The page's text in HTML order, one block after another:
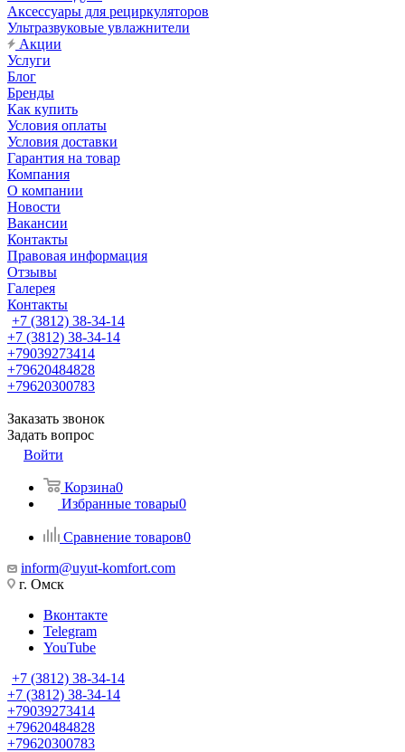
Аксессуары для рециркуляторов
Ультразвуковые увлажнители
Акции
Услуги
Блог
Бренды
Как купить
Условия оплаты
Условия доставки
Гарантия на товар
Компания
О компании
Новости
Вакансии
Контакты
Правовая информация
Отзывы
Галерея
Контакты
+7 (3812) 38-34-14
+7 (3812) 38-34-14
+79039273414
+79620484828
+79620300783
Заказать звонок
Задать вопрос
Войти
Корзина0
Избранные товары0
Сравнение товаров0
inform@uyut-komfort.com
г. Омск
Вконтакте
Telegram
YouTube
+7 (3812) 38-34-14
+7 (3812) 38-34-14
+79039273414
+79620484828
+79620300783